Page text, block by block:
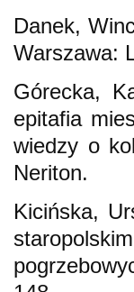
Danek,
Warszawa:
Górecka,
epitafia
wiedzy o
Neriton.
Kicińska,